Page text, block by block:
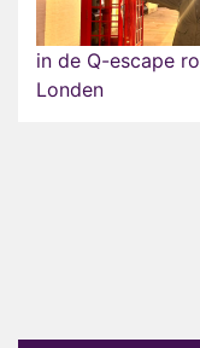
in de Q-escape
Londen